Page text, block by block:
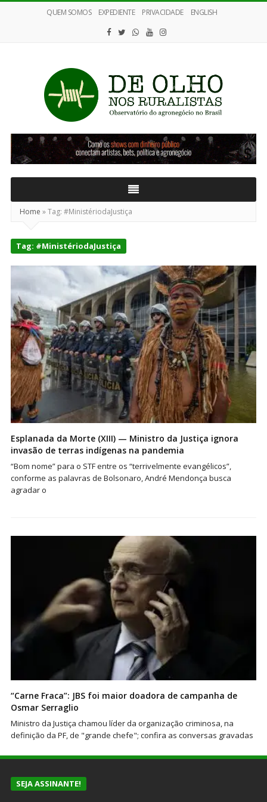
QUEM SOMOS EXPEDIENTE PRIVACIDADE ENGLISH
De
Olho
nos
Home »Tag: #MinistériodaJustiça
Tag: #MinistériodaJustiça
Esplanada da Morte (XIII) — Ministro da Justiça ignora
invasão de terras indígenas na pandemia
“Bom nome” para o STF entre os “terrivelmente evangélicos”,
conforme as palavras de Bolsonaro, André Mendonça busca
agradar o
“Carne Fraca”: JBS foi maior doadora de campanha de
Osmar Serraglio
Ministro da Justiça chamou líder da organização criminosa, na
definição da PF, de "grande chefe"; confira as conversas gravadas
SEJA ASSINANTE!